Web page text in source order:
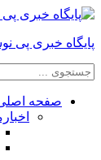
پایگاه خبری پی
صفحه